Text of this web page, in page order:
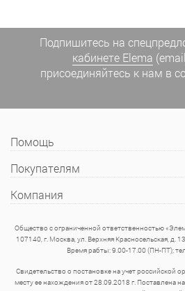
Подпишитесь на
кабинете Elema
присоединяйтесь к нам в
Помощь
Покупателям
Компания
Общество с ограниченной ответственностью
107140, г. Москва, ул. Верхняя Красносельская, д.
Время рабты: 9.00-17.00 (ПН-ПТ);
Свидетельство о постановке на учет российской
месту ее нахождения от 28.09.2018 г. Поставлена